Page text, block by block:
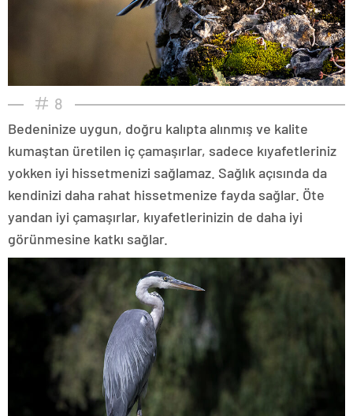
8
Bedeninize uygun, doğru kalıpta alınmış ve kalite
kumaştan üretilen iç çamaşırlar, sadece kıyafetleriniz
yokken iyi hissetmenizi sağlamaz. Sağlık açısında da
kendinizi daha rahat hissetmenize fayda sağlar. Öte
yandan iyi çamaşırlar, kıyafetlerinizin de daha iyi
görünmesine katkı sağlar.